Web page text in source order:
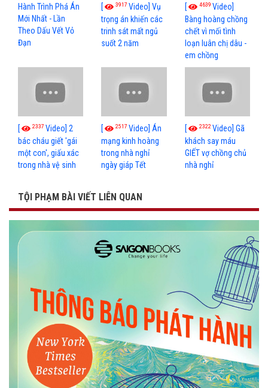
Hành Trình Phá Án
Mới Nhất - Lần
Theo Dấu Vết Vỏ
Đạn
[ 3917Video] Vụ
trọng án khiến các
trinh sát mất ngủ
suốt 2 năm
[ 4639 Video]
Bàng hoàng chồng
chết vì mối tình
loạn luân chị dâu -
em chồng
[ 2337 Video] 2
bác cháu giết 'gái
một con', giấu xác
trong nhà vệ sinh
[ 2517Video] Án
mạng kinh hoàng
trong nhà nghỉ
ngày giáp Tết
[ 2322 Video] Gã
khách say máu
GIẾT vợ chồng chủ
nhà nghỉ
TỘI PHẠM BÀI VIẾT LIÊN QUAN